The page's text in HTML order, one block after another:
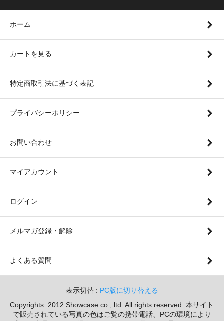
ホーム
カートを見る
特定商取引法に基づく表記
プライバシーポリシー
お問い合わせ
マイアカウント
ログイン
メルマガ登録・解除
よくある質問
表示切替 : PC版に切り替える
Copyrights. 2012 Showcase co., ltd. All rights reserved. 本サイト
で販売されている写真の色はご覧の携帯電話、PCの環境により